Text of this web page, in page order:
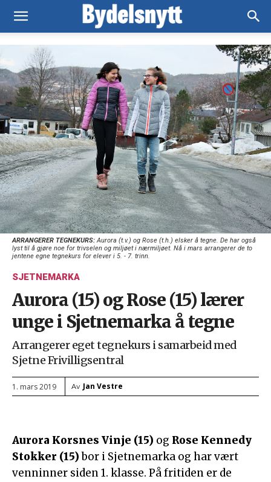
ARRANGERER TEGNEKURS:Aurora (t.v.) og Rose (t.h.) elsker å tegne. De har også
lyst til å gjøre noe for trivselen og miljøet i nærmiljøet. Nå i mars arrangerer de to
jentene egne tegnekurs for elever i 5. - 7. trinn.
SJETNEMARKA
Aurora (15) og Rose (15) lærer
unge i Sjetnemarka å tegne
Arrangerer eget tegnekurs i samarbeid med
Sjetne Frivilligsentral
1. mars 2019 Av Jan Vestre
Aurora Korsnes Vinje (15) og Rose Kennedy
Stokker (15)bor i Sjetnemarka og har vært
venninner siden 1. klasse. På fritiden er de